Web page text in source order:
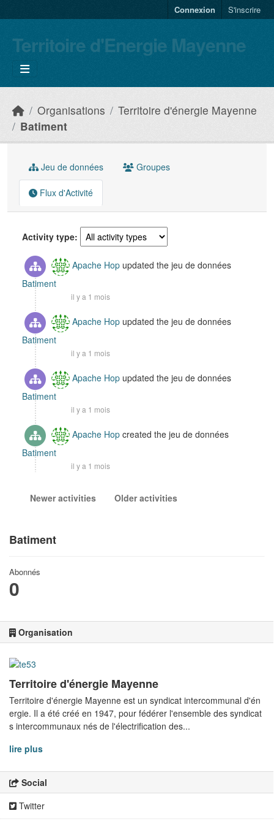
Connexion S'inscrire
Territoire d'Energie Mayenne
Organisations
Territoire d'énergie Mayenne
Batiment
Batiment
Abonnés
0
Organisation
Territoire d'énergie Mayenne
Territoire d'énergie Mayenne est un syndicat intercommunal d'én
ergie. Il a été créé en 1947, pour fédérer l'ensemble des syndicat
s intercommunaux nés de l'électrification des...
lire plus
Social
Twitter
Jeu de données Groupes
Flux d'Activité
Activity type
Apache Hop updated the jeu de données
Batiment
il y a 1 mois
Apache Hop updated the jeu de données
Batiment
il y a 1 mois
Apache Hop updated the jeu de données
Batiment
il y a 1 mois
Apache Hop created the jeu de données
Batiment
il y a 1 mois
Newer activities Older activities